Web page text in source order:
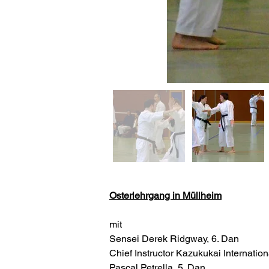
Osterlehrgang in Müllheim
mit
Sensei Derek Ridgway, 6. Dan
Chief Instructor Kazukukai